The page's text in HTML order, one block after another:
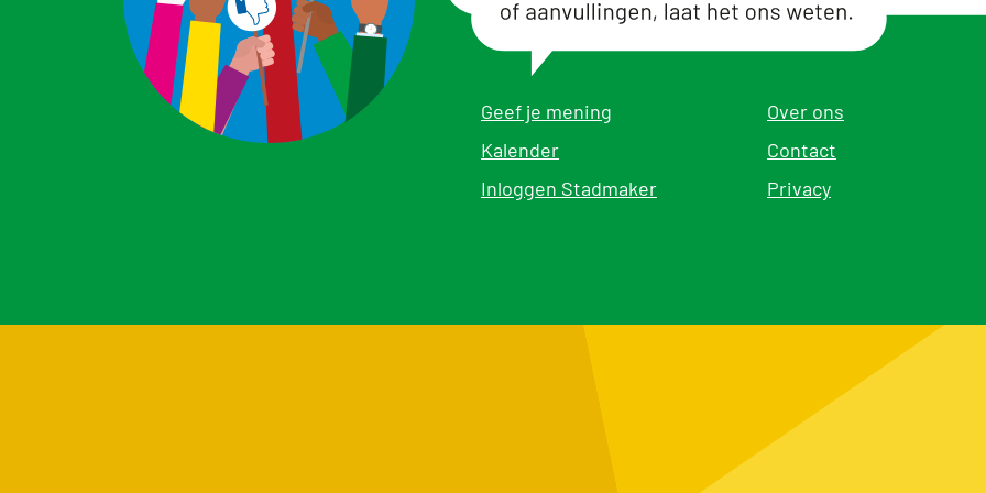
Geef je mening
Kalender
Inloggen Stadmaker
Over ons
Contact
Privacy